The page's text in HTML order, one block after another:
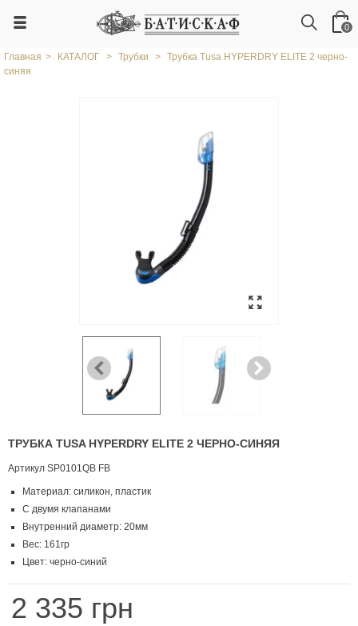
0
Главная > КАТАЛОГ > Трубки > Трубка Tusa HYPERDRY ELITE 2 черно-
синяя
ТРУБКА TUSA HYPERDRY ELITE 2 ЧЕРНО-СИНЯЯ
Артикул SP0101QB FB
Материал: силикон, пластик
С двумя клапанами
Внутренний диаметр: 20мм
Вес: 161гр
Цвет: черно-синий
2 335 грн